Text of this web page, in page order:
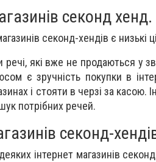
секонд хенд.
секонд-хендів є низькі
які вже не продаються у
є зручність покупки в
і стояти в черзі за касою.
потрібних речей.
секонд-
інтернет магазинів